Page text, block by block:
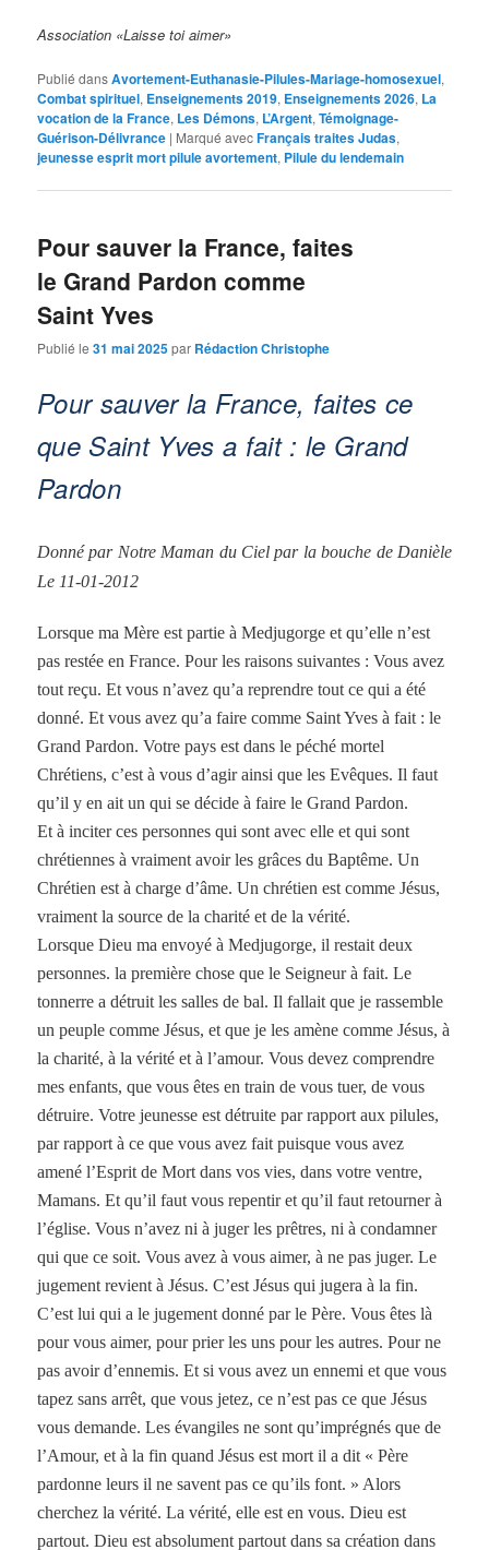
Association «Laisse toi aimer»
Publié dansAvortement-Euthanasie-Pilules-Mariage-homosexuel,
Combat spirituel, Enseignements 2019, Enseignements 2026, La
vocation de la France, Les Démons, L’Argent,Témoignage-
Guérison-Délivrance | Marqué avecFrançais traites Judas,
jeunesse esprit mort pilule avortement, Pilule du lendemain
Pour sauver la France, faites
le Grand Pardon comme
Saint Yves
Publié le31 mai 2025par Rédaction Christophe
Pour sauver la France, faites ce
que Saint Yves a fait : le Grand
Pardon
Donné par Notre Maman du Ciel par la bouche de Danièle
Le 11-01-2012
Lorsque ma Mère est partie à Medjugorge et qu’elle n’est
pas restée en France. Pour les raisons suivantes : Vous avez
tout reçu. Et vous n’avez qu’a reprendre tout ce qui a été
donné. Et vous avez qu’a faire comme Saint Yves à fait : le
Grand Pardon. Votre pays est dans le péché mortel
Chrétiens, c’est à vous d’agir ainsi que les Evêques. Il faut
qu’il y en ait un qui se décide à faire le Grand Pardon.
Et à inciter ces personnes qui sont avec elle et qui sont
chrétiennes à vraiment avoir les grâces du Baptême. Un
Chrétien est à charge d’âme. Un chrétien est comme Jésus,
vraiment la source de la charité et de la vérité.
Lorsque Dieu ma envoyé à Medjugorge, il restait deux
personnes. la première chose que le Seigneur à fait. Le
tonnerre a détruit les salles de bal. Il fallait que je rassemble
un peuple comme Jésus, et que je les amène comme Jésus, à
la charité, à la vérité et à l’amour. Vous devez comprendre
mes enfants, que vous êtes en train de vous tuer, de vous
détruire. Votre jeunesse est détruite par rapport aux pilules,
par rapport à ce que vous avez fait puisque vous avez
amené l’Esprit de Mort dans vos vies, dans votre ventre,
Mamans. Et qu’il faut vous repentir et qu’il faut retourner à
l’église. Vous n’avez ni à juger les prêtres, ni à condamner
qui que ce soit. Vous avez à vous aimer, à ne pas juger. Le
jugement revient à Jésus. C’est Jésus qui jugera à la fin.
C’est lui qui a le jugement donné par le Père. Vous êtes là
pour vous aimer, pour prier les uns pour les autres. Pour ne
pas avoir d’ennemis. Et si vous avez un ennemi et que vous
tapez sans arrêt, que vous jetez, ce n’est pas ce que Jésus
vous demande. Les évangiles ne sont qu’imprégnés que de
l’Amour, et à la fin quand Jésus est mort il a dit « Père
pardonne leurs il ne savent pas ce qu’ils font. » Alors
cherchez la vérité. La vérité, elle est en vous. Dieu est
partout. Dieu est absolument partout dans sa création dans